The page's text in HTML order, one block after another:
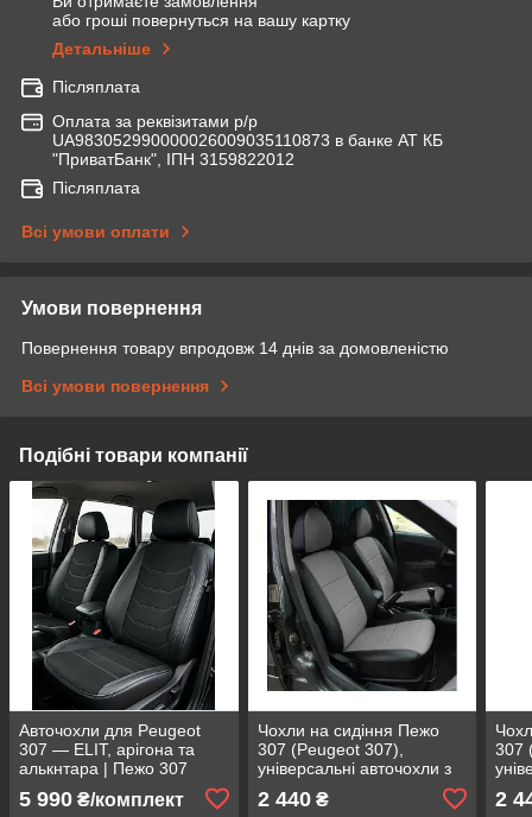
або гроші повернуться на вашу картку
Детальніше
Післяплата
Оплата за реквізитами р/р
UA983052990000026009035110873 в банке АТ КБ
"ПриватБанк", ІПН 3159822012
Післяплата
Всі умови оплати
Умови повернення
Повернення товару впродовж 14 днів за домовленістю
Всі умови повернення
Подібні товари компанії
Авточохли для Peugeot
307 — ELIT, арігона та
алькнтара | Пежо 307
5 990 ₴/комплект
Чохли на сидіння Пежо
307 (Peugeot 307),
універсальні авточохли з
екошкіри в Україні Чорно-
сірий
2 440₴
307
2